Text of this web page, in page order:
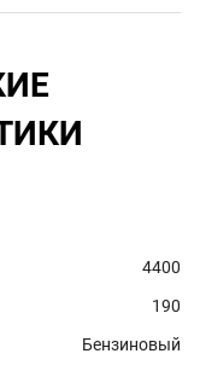
4400
190
Бензиновый